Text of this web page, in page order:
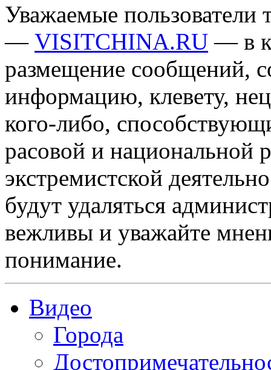
Уважаемые пользователи
— VISITCHINA.RU — в
размещение сообщений,
информацию, клевету,
кого-либо,
расовой и национальной
экстремистской
будут удаляться
вежливы и уважайте
понимание.
Видео
Города